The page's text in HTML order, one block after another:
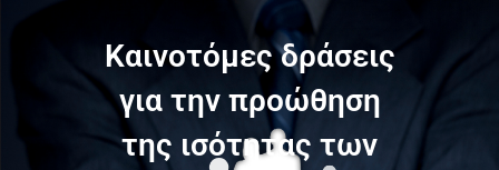
Καινοτόμες δράσεις
για την προώθηση
της ισότητας των